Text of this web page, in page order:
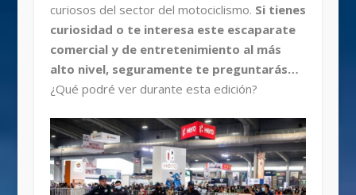
curiosos del sector del motociclismo. Si tienes
curiosidad o te interesa este escaparate
comercial y de entretenimiento al más
alto nivel, seguramente te preguntarás…
¿Qué podré ver durante esta edición?